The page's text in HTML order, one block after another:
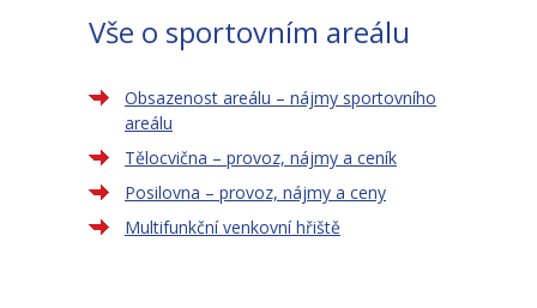
-- Aktuality MŠ
-- Učitelé MŠ
-- Organizace školního roku MŠ
-- Zápis dětí do MŠ
Vše o sportovním areálu
Obsazenost areálu – nájmy sportovního
areálu
Tělocvična – provoz, nájmy a ceník
Posilovna – provoz, nájmy a ceny
Multifunkční venkovní hřiště